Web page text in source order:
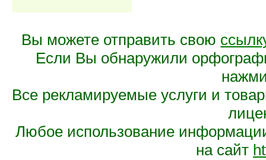
Вы можете отправить свою
Если Вы обнаружили
Все рекламируемые услуги и
Любое использование
на сайт